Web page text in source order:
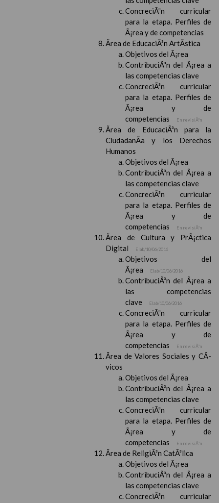
ConcreciÃ³n curricular
para la etapa. Perfiles de
Ã¡rea y de competencias
Ãrea de EducaciÃ³n ArtÃ­stica
Objetivos del Ã¡rea
ContribuciÃ³n del Ã¡rea a
las competencias clave
ConcreciÃ³n curricular
para la etapa. Perfiles de
Ã¡rea y de
competencias
En revisiÃ³n
Ãrea de EducaciÃ³n para la
CiudadanÃ­a y los Derechos
Humanos
Objetivos del Ã¡rea
ContribuciÃ³n del Ã¡rea a
las competencias clave
ConcreciÃ³n curricular
para la etapa. Perfiles de
Ã¡rea y de
competencias
En revisiÃ³n
Ãrea de Cultura y PrÃ¡ctica
Digital
Elab/10/06/2016
Objetivos del
Ã¡rea
Elab/10/06/2016
ContribuciÃ³n del Ã¡rea a
las competencias
clave
Elab/10/06/2016
ConcreciÃ³n curricular
para la etapa. Perfiles de
Ã¡rea y de
competencias
En revisiÃ³n
Ãrea de Valores Sociales y CÃ­
vicos
Objetivos del Ã¡rea
ContribuciÃ³n del Ã¡rea a
las competencias clave
ConcreciÃ³n curricular
para la etapa. Perfiles de
Ã¡rea y de
competencias
En revisiÃ³n
Ãrea de ReligiÃ³n CatÃ³lica
Objetivos del Ã¡rea
ContribuciÃ³n del Ã¡rea a
las competencias clave
ConcreciÃ³n curricular